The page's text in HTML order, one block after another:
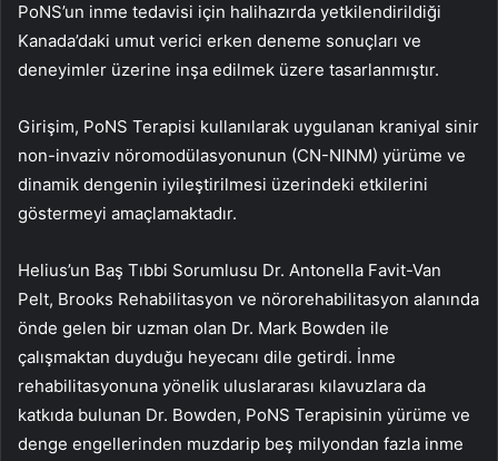
PoNS’un inme tedavisi için halihazırda yetkilendirildiği
Kanada’daki umut verici erken deneme sonuçları ve
deneyimler üzerine inşa edilmek üzere tasarlanmıştır.
Girişim, PoNS Terapisi kullanılarak uygulanan kraniyal sinir
non-invaziv nöromodülasyonunun (CN-NINM) yürüme ve
dinamik dengenin iyileştirilmesi üzerindeki etkilerini
göstermeyi amaçlamaktadır.
Helius’un Baş Tıbbi Sorumlusu Dr. Antonella Favit-Van
Pelt, Brooks Rehabilitasyon ve nörorehabilitasyon alanında
önde gelen bir uzman olan Dr. Mark Bowden ile
çalışmaktan duyduğu heyecanı dile getirdi. İnme
rehabilitasyonuna yönelik uluslararası kılavuzlara da
katkıda bulunan Dr. Bowden, PoNS Terapisinin yürüme ve
denge engellerinden muzdarip beş milyondan fazla inme